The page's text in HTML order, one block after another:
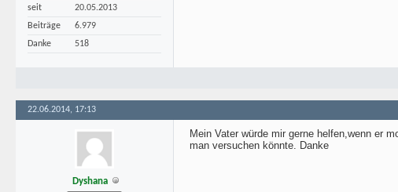
seit
20.05.2013
Beiträge
6.979
Danke
518
22.06.2014, 17:13
Dyshana
Mein Vater würde mir gerne helfen,wenn er
man versuchen könnte. Danke